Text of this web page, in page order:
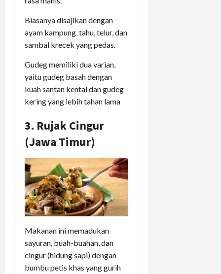
Biasanya disajikan dengan
ayam kampung, tahu, telur, dan
sambal krecek yang pedas.
Gudeg memiliki dua varian,
yaitu gudeg basah dengan
kuah santan kental dan gudeg
kering yang lebih tahan lama
3. Rujak Cingur
(Jawa Timur)
Makanan ini memadukan
sayuran, buah-buahan, dan
cingur (hidung sapi) dengan
bumbu petis khas yang gurih